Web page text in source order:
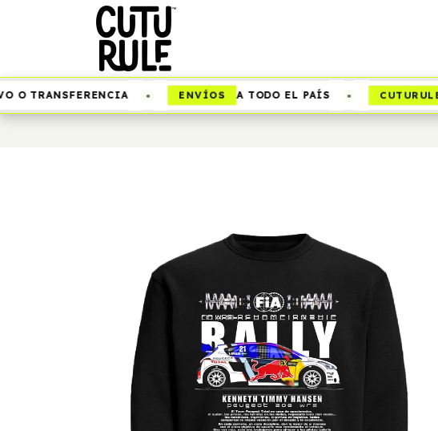
TRANSFERENCIA ENVÍOS A TODO EL PAÍS CUTURULE